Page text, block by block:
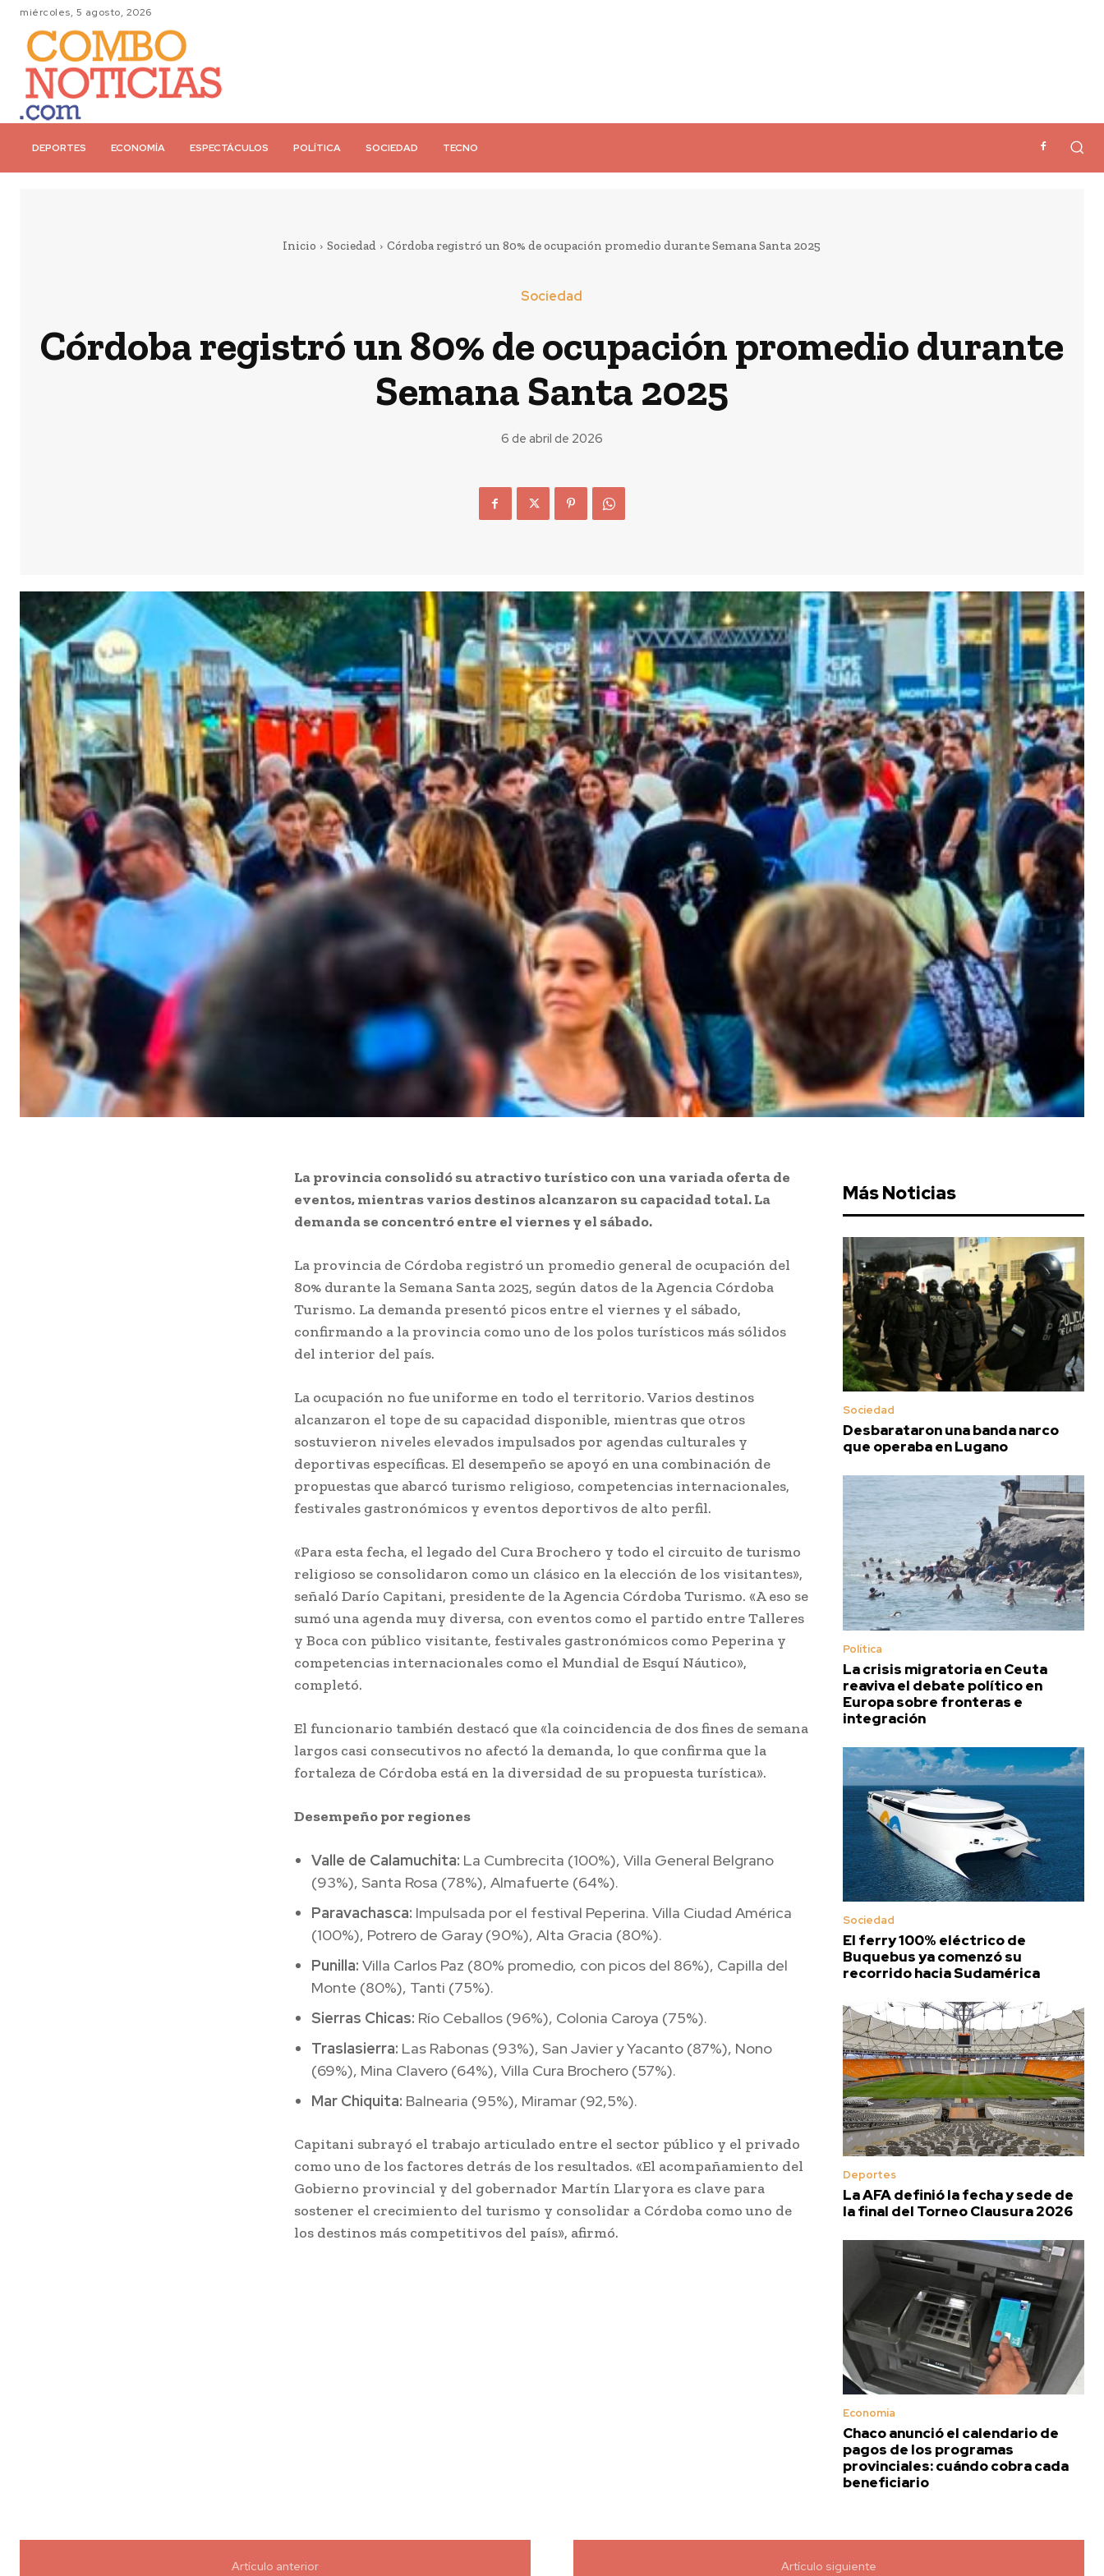
miércoles, 5 agosto, 2026
DEPORTES ECONOMÍA ESPECTÁCULOS POLÍTICA SOCIEDAD TECNO
Inicio Sociedad Córdoba registró un 80% de ocupación promedio durante Semana Santa 2025
Sociedad
Córdoba registró un 80% de ocupación promedio durante
Semana Santa 2025
6 de abril de 2026
La provincia consolidó su atractivo turístico con una variada oferta de
eventos, mientras varios destinos alcanzaron su capacidad total. La
demanda se concentró entre el viernes y el sábado.
La provincia de Córdoba registró un promedio general de ocupación del
80% durante la Semana Santa 2025, según datos de la Agencia Córdoba
Turismo. La demanda presentó picos entre el viernes y el sábado,
confirmando a la provincia como uno de los polos turísticos más sólidos
del interior del país.
La ocupación no fue uniforme en todo el territorio. Varios destinos
alcanzaron el tope de su capacidad disponible, mientras que otros
sostuvieron niveles elevados impulsados por agendas culturales y
deportivas específicas. El desempeño se apoyó en una combinación de
propuestas que abarcó turismo religioso, competencias internacionales,
festivales gastronómicos y eventos deportivos de alto perfil.
«Para esta fecha, el legado del Cura Brochero y todo el circuito de turismo
religioso se consolidaron como un clásico en la elección de los visitantes»,
señaló Darío Capitani, presidente de la Agencia Córdoba Turismo. «A eso se
sumó una agenda muy diversa, con eventos como el partido entre Talleres
y Boca con público visitante, festivales gastronómicos como Peperina y
competencias internacionales como el Mundial de Esquí Náutico»,
completó.
El funcionario también destacó que «la coincidencia de dos fines de semana
largos casi consecutivos no afectó la demanda, lo que confirma que la
fortaleza de Córdoba está en la diversidad de su propuesta turística».
Desempeño por regiones
Valle de Calamuchita: La Cumbrecita (100%), Villa General Belgrano
(93%), Santa Rosa (78%), Almafuerte (64%).
Paravachasca: Impulsada por el festival Peperina. Villa Ciudad América
(100%), Potrero de Garay (90%), Alta Gracia (80%).
Punilla: Villa Carlos Paz (80% promedio, con picos del 86%), Capilla del
Monte (80%), Tanti (75%).
Sierras Chicas: Río Ceballos (96%), Colonia Caroya (75%).
Traslasierra: Las Rabonas (93%), San Javier y Yacanto (87%), Nono
(69%), Mina Clavero (64%), Villa Cura Brochero (57%).
Mar Chiquita: Balnearia (95%), Miramar (92,5%).
Capitani subrayó el trabajo articulado entre el sector público y el privado
como uno de los factores detrás de los resultados. «El acompañamiento del
Gobierno provincial y del gobernador Martín Llaryora es clave para
sostener el crecimiento del turismo y consolidar a Córdoba como uno de
los destinos más competitivos del país», afirmó.
Más Noticias
Sociedad
Desbarataron una banda narco
que operaba en Lugano
Política
La crisis migratoria en Ceuta
reaviva el debate político en
Europa sobre fronteras e
integración
Sociedad
El ferry 100% eléctrico de
Buquebus ya comenzó su
recorrido hacia Sudamérica
Deportes
La AFA definió la fecha y sede de
la final del Torneo Clausura 2026
Economía
Chaco anunció el calendario de
pagos de los programas
provinciales: cuándo cobra cada
beneficiario
Artículo anterior Artículo siguiente